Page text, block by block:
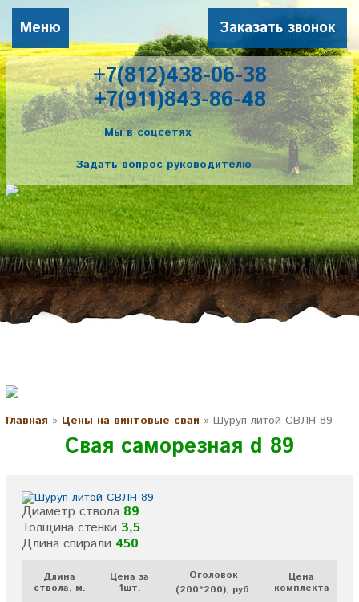
+7(812)438-06-38
+7(911)843-86-48
Заказать звонок
Мы в соцсетях
Задать вопрос руководителю
Меню
Главная » Цены на винтовые сваи » Шуруп литой СВЛН-89
Свая саморезная d 89
Диаметр ствола 89
Толщина стенки 3,5
Длина спирали 450
Длина
ствола, м.
Цена за
1шт.
Оголовок
(200*200), руб.
Цена
комплекта